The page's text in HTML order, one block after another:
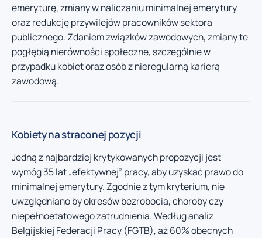
emeryturę, zmiany w naliczaniu minimalnej emerytury
oraz redukcję przywilejów pracowników sektora
publicznego. Zdaniem związków zawodowych, zmiany te
pogłębią nierówności społeczne, szczególnie w
przypadku kobiet oraz osób z nieregularną karierą
zawodową.
Kobiety na straconej pozycji
Jedną z najbardziej krytykowanych propozycji jest
wymóg 35 lat „efektywnej” pracy, aby uzyskać prawo do
minimalnej emerytury. Zgodnie z tym kryterium, nie
uwzględniano by okresów bezrobocia, choroby czy
niepełnoetatowego zatrudnienia. Według analiz
Belgijskiej Federacji Pracy (FGTB), aż 60% obecnych